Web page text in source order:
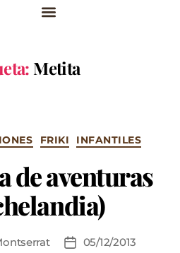
Metita
FRIKI INFANTILES
de aventuras
05/12/2013